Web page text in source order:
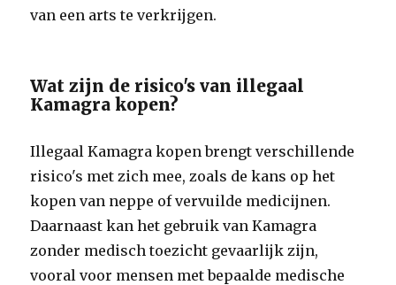
van een arts te verkrijgen.
Wat zijn de risico's van illegaal
Kamagra kopen?
Illegaal Kamagra kopen brengt verschillende
risico's met zich mee, zoals de kans op het
kopen van neppe of vervuilde medicijnen.
Daarnaast kan het gebruik van Kamagra
zonder medisch toezicht gevaarlijk zijn,
vooral voor mensen met bepaalde medische